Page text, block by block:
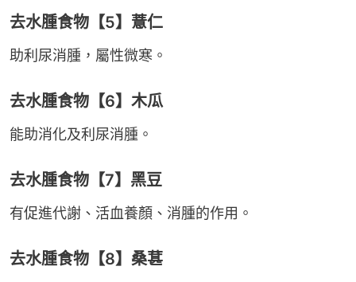
去水腫食物【5】薏仁
助利尿消腫，屬性微寒。
去水腫食物【6】木瓜
能助消化及利尿消腫。
去水腫食物【7】黑豆
有促進代謝、活血養顏、消腫的作用。
去水腫食物【8】桑葚